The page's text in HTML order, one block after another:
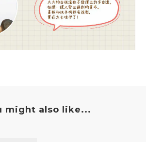
might also like...